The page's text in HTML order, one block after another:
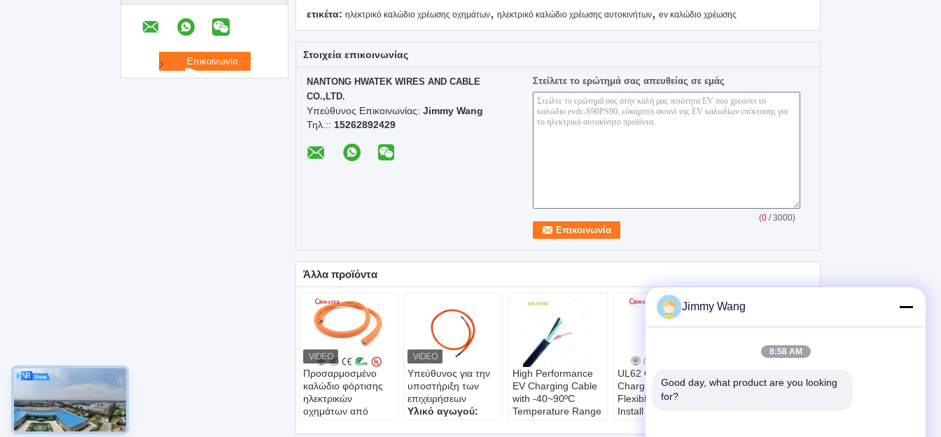
ετικέτα: ηλεκτρικό καλώδιο χρέωσης οχημάτων, ηλεκτρικό καλώδιο χρέωσης αυτοκινήτων, ev καλώδιο χρέωσης
Στοιχεία επικοινωνίας
NANTONG HWATEK WIRES AND CABLE
CO.,LTD.
Υπεύθυνος Επικοινωνίας: Jimmy Wang
Τηλ.:: 15262892429
Στείλετε το ερώτημά σας απευθείας σε εμάς
(0 / 3000)
Άλλα προϊόντα
Προσαρμοσμένο
καλώδιο φόρτισης
ηλεκτρικών
οχημάτων από
Υπεύθυνος για την
υποστήριξη των
επιχειρήσεων
Υλικό αγωγού:
High Performance
EV Charging Cable
with -40~90ºC
Temperature Range
UL62 Certified EV
Charging Cable
Flexible and Easy to
Install with Low
φόρτισης
Jimmy Wang
8:58 AM
Good day, what product are you looking
for?